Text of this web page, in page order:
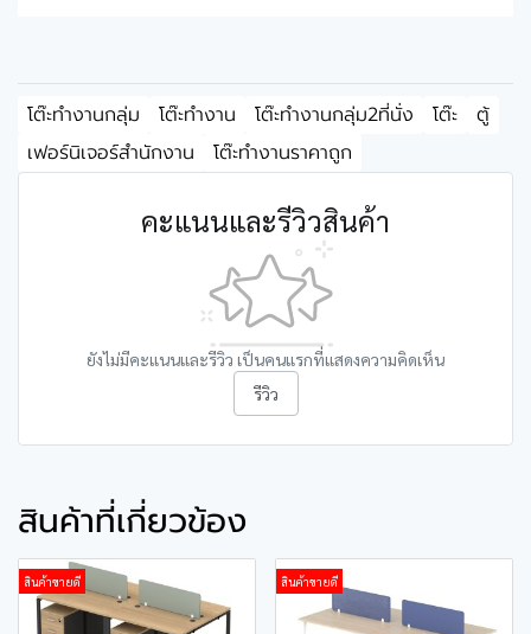
โต๊ะทำงานกลุ่ม โต๊ะทำงาน โต๊ะทำงานกลุ่ม2ที่นั่ง โต๊ะ
ตู้
เฟอร์นิเจอร์สำนักงาน
โต๊ะทำงานราคาถูก
คะแนนและรีวิวสินค้า
ยังไม่มีคะแนนและรีวิว เป็นคนแรกที่แสดงความคิดเห็น
รีวิว
สินค้าที่เกี่ยวข้อง
สินค้าขายดี สินค้าขายดี